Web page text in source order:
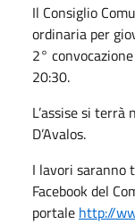
Il Consiglio
ordinaria per
2°
20:30.
L’assise si terrà
D’Avalos.
I lavori saranno
Facebook del
portale http://